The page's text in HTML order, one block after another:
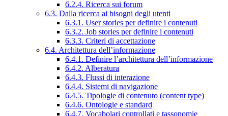
6.2.4. Ricerca sui forum
6.3. Dalla ricerca ai bisogni degli utenti
6.3.1. User stories per definire i contenuti
6.3.2. Job stories per definire i contenuti
6.3.3. Criteri di accettazione
6.4. Architettura dell’informazione
6.4.1. Definire l’architettura dell’informazione
6.4.2. Alberatura
6.4.3. Flussi di interazione
6.4.4. Sistemi di navigazione
6.4.5. Tipologie di contenuto (content type)
6.4.6. Ontologie e standard
6.4.7. Vocabolari controllati e tassonomie